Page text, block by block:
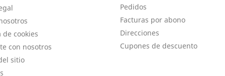
de cookies
con nosotros
sitio
Pedidos
Facturas por abono
Direcciones
Cupones de descuento